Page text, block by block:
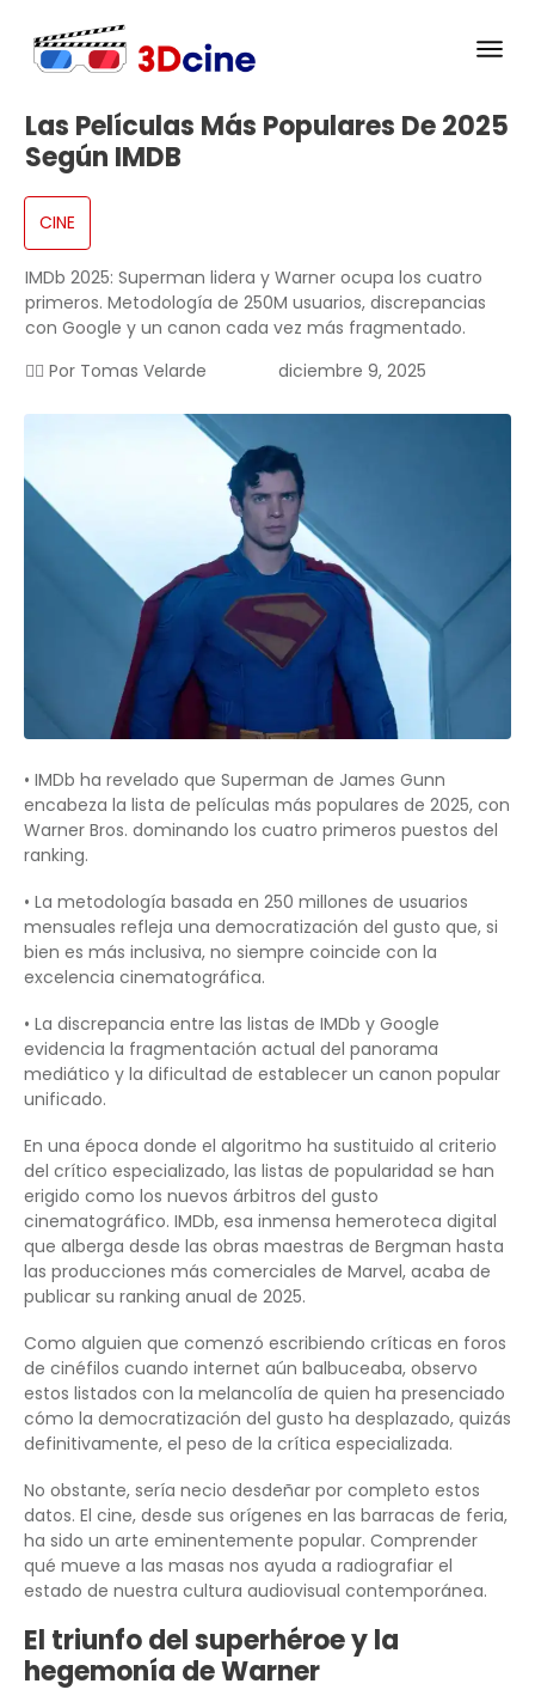
Las Películas Más Populares De 2025
Según IMDB
CINE
IMDb 2025: Superman lidera y Warner ocupa los cuatro
primeros. Metodología de 250M usuarios, discrepancias
con Google y un canon cada vez más fragmentado.
✍🏻 Por Tomas Velarde diciembre 9, 2025
• IMDb ha revelado que Superman de James Gunn
encabeza la lista de películas más populares de 2025, con
Warner Bros. dominando los cuatro primeros puestos del
ranking.
• La metodología basada en 250 millones de usuarios
mensuales refleja una democratización del gusto que, si
bien es más inclusiva, no siempre coincide con la
excelencia cinematográfica.
• La discrepancia entre las listas de IMDb y Google
evidencia la fragmentación actual del panorama
mediático y la dificultad de establecer un canon popular
unificado.
En una época donde el algoritmo ha sustituido al criterio
del crítico especializado, las listas de popularidad se han
erigido como los nuevos árbitros del gusto
cinematográfico. IMDb, esa inmensa hemeroteca digital
que alberga desde las obras maestras de Bergman hasta
las producciones más comerciales de Marvel, acaba de
publicar su ranking anual de 2025.
Como alguien que comenzó escribiendo críticas en foros
de cinéfilos cuando internet aún balbuceaba, observo
estos listados con la melancolía de quien ha presenciado
cómo la democratización del gusto ha desplazado, quizás
definitivamente, el peso de la crítica especializada.
No obstante, sería necio desdeñar por completo estos
datos. El cine, desde sus orígenes en las barracas de feria,
ha sido un arte eminentemente popular. Comprender
qué mueve a las masas nos ayuda a radiografiar el
estado de nuestra cultura audiovisual contemporánea.
El triunfo del superhéroe y la
hegemonía de Warner